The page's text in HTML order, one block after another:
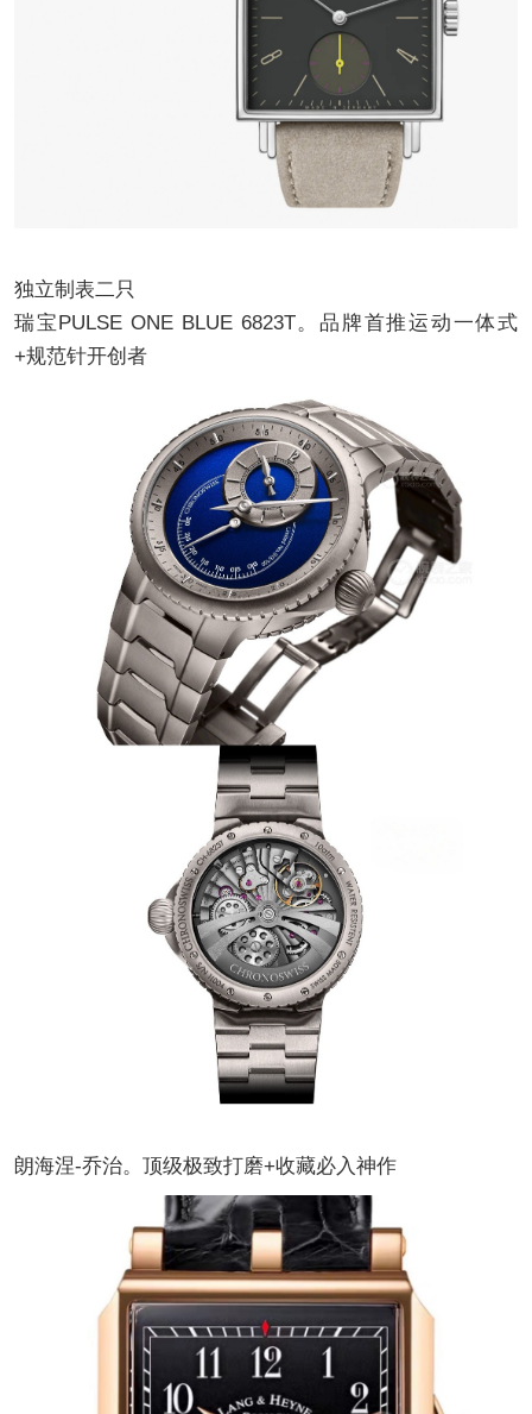
独立制表二只
瑞宝PULSE ONE BLUE 6823T。品牌首推运动一体式
+规范针开创者
朗海涅-乔治。顶级极致打磨+收藏必入神作